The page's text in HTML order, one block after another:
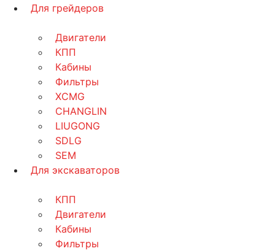
Для грейдеров
Двигатели
КПП
Кабины
Фильтры
XCMG
CHANGLIN
LIUGONG
SDLG
SEM
Для экскаваторов
КПП
Двигатели
Кабины
Фильтры